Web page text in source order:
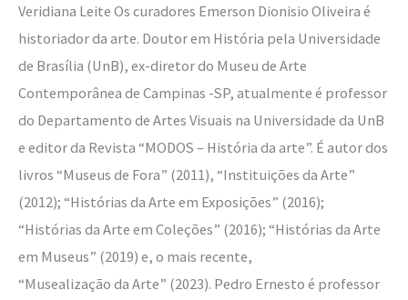
Veridiana Leite Os curadores Emerson Dionisio Oliveira é
historiador da arte. Doutor em História pela Universidade
de Brasília (UnB), ex-diretor do Museu de Arte
Contemporânea de Campinas -SP, atualmente é professor
do Departamento de Artes Visuais na Universidade da UnB
e editor da Revista “MODOS – História da arte”. É autor dos
livros “Museus de Fora” (2011), “Instituições da Arte”
(2012); “Histórias da Arte em Exposições” (2016);
“Histórias da Arte em Coleções” (2016); “Histórias da Arte
em Museus” (2019) e, o mais recente,
“Musealização da Arte” (2023). Pedro Ernesto é professor